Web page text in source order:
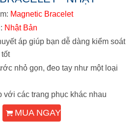
Magnetic Bracelet
Nhật Bản
áp giúp bạn dễ dàng kiểm soát
nhỏ gọn, đeo tay như một loại
với các trang phục khác nhau
MUA NGAY